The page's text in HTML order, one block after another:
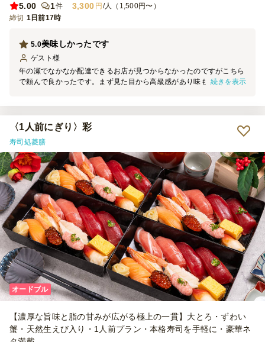
5.00
1件 3,300 円 /人（1,500円〜）
締切 1日前17時
美味しかったです
5.0
ゲスト 様
年の瀬でなかなか配達できるお店が見つからなかったのですがこちら
で頼んで良かったです。まず見た目から高級感があり味も上品で形が
続きを表示
〈1人前にぎり〉彩
寿司処菱膳
オードブル
【濃厚な旨味と脂の甘みが広がる極上の一貫】大とろ・ずわい
蟹・天然生えび入り・1人前プラン・本格寿司を手軽に・豪華ネ